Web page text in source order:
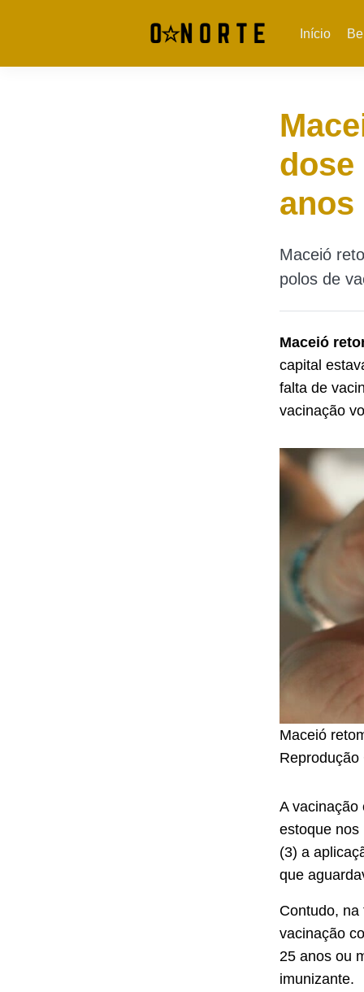
Início
dose
anos
Maceió
polos de
Maceió
capital
falta de
vacinação
Maceió
Reprodução
A vacinação
estoque nos
(3) a
que
Contudo,
vacinação
25 anos ou
imunizante.